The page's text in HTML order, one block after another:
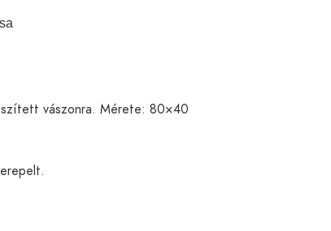
vászonra. Mérete: 80×40